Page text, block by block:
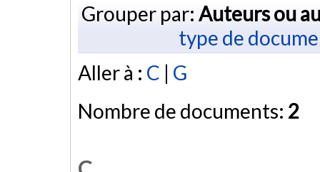
Grouper par: Auteurs ou
type de
Aller à : C | G
Nombre de documents: 2